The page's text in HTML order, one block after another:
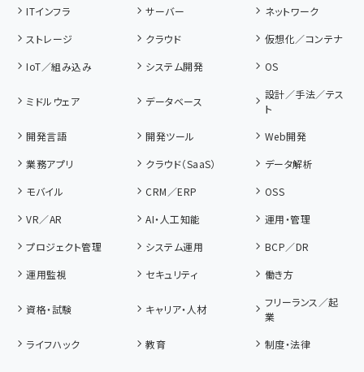
ITインフラ サーバー
ネットワーク
ストレージ
クラウド
仮想化／コンテナ
IoT／組み込み
システム開発 OS
ミドルウェア データベース
設計／手法／テス
ト
開発言語
開発ツール
Web開発
業務アプリ
クラウド（SaaS）
データ解析
モバイル
CRM／ERP
OSS
VR／AR
AI・人工知能
運用・管理
プロジェクト管理
システム運用
BCP／DR
運用監視
セキュリティ 働き方
資格・試験 キャリア・人材
フリーランス／起
業
ライフハック
教育 制度・法律